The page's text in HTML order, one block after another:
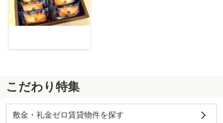
こだわり特集
敷金・礼金ゼロ賃貸物件を探す